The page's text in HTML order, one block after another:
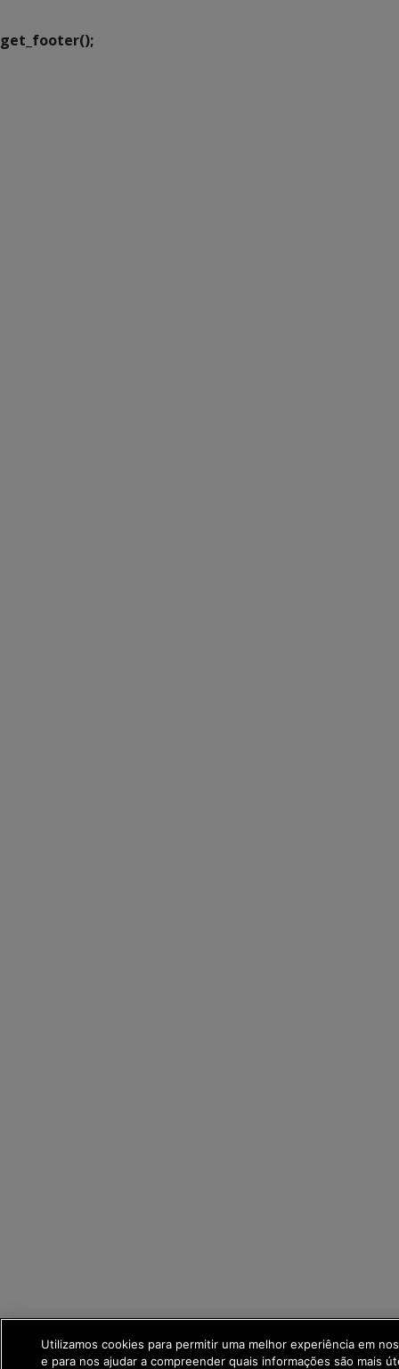
get_footer();
Utilizamos cookies para permitir uma melhor experiência em
e para nos ajudar a compreender quais informações são mais